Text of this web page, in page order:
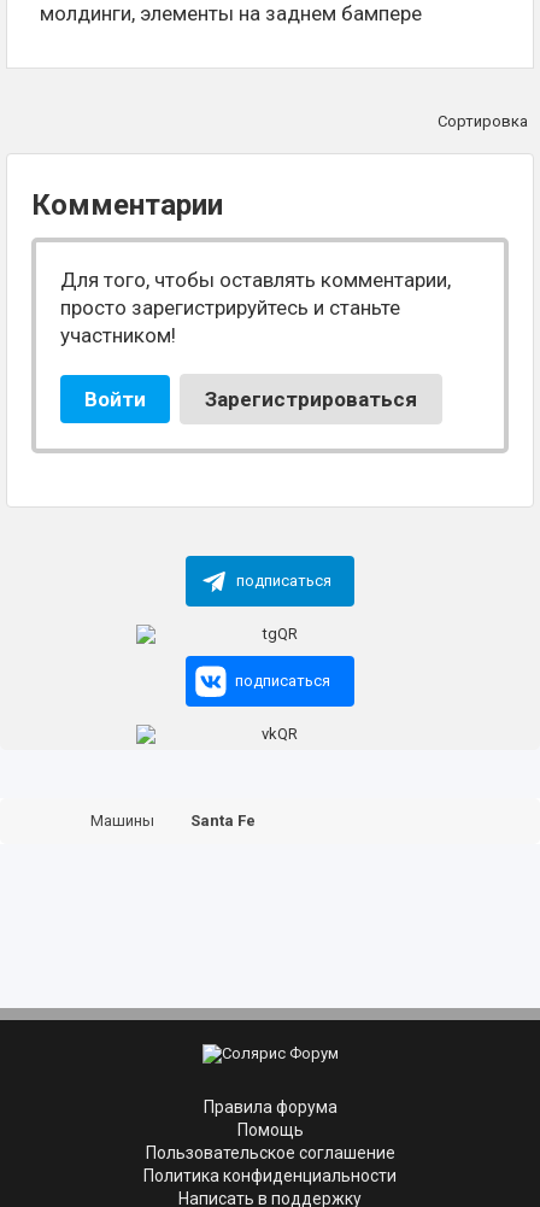
молдинги, элементы на заднем бампере
Сортировка
Комментарии
Для того, чтобы оставлять комментарии,
просто зарегистрируйтесь и станьте
участником!
Войти Зарегистрироваться
подписаться
подписаться
Машины Santa Fe
Правила форума
Помощь
Пользовательское соглашение
Политика конфиденциальности
Написать в поддержку